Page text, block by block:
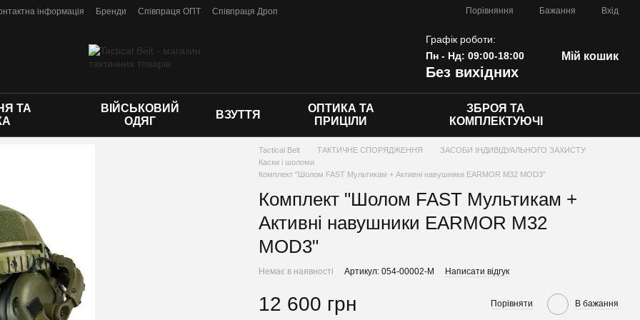
інформація Бренди Співпраця ОПТ
Співпраця Дроп
Порівняння Бажання Вхід
Графік роботи:
Пн - Нд: 09:00-18:00
Без вихідних
Мій кошик
ТА
ВІЙСЬКОВИЙ
ОДЯГ
ВЗУТТЯ
ОПТИКА ТА
ПРИЦІЛИ
ЗБРОЯ ТА
КОМПЛЕКТУЮЧІ
Tactical Belt ТАКТИЧНЕ СПОРЯДЖЕННЯ
ЗАСОБИ ІНДИВІДУАЛЬНОГО ЗАХИСТУ
Каски і шоломи
Комплект "Шолом FAST Мультикам + Активні навушники EARMOR M32 MOD3"
Комплект "Шолом FAST Мультикам +
Активні навушники EARMOR M32
MOD3"
Немає в наявності Артикул: 054-00002-M Написати відгук
12 600 грн Порівняти В бажання